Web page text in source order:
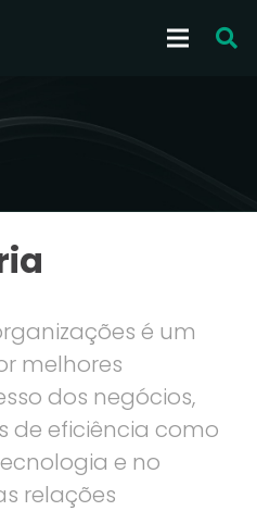
é um
melhores
dos negócios,
de eficiência como
e no
relações